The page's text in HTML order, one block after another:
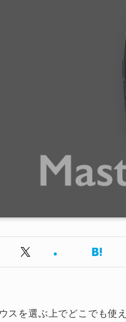
スを選ぶ上でどこでも使